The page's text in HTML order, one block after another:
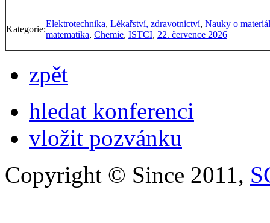
Kategorie:
Elektrotechnika, Lékařství, zdravotnictví, Nauky o
matematika, Chemie, ISTCI, 22. července 2026
zpět
hledat konferenci
vložit pozvánku
Copyright © Since 2011,